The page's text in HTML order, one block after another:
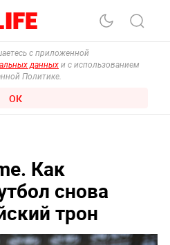
с приложенной
данных и с использованием
Политике.
ОК
Как
снова
трон